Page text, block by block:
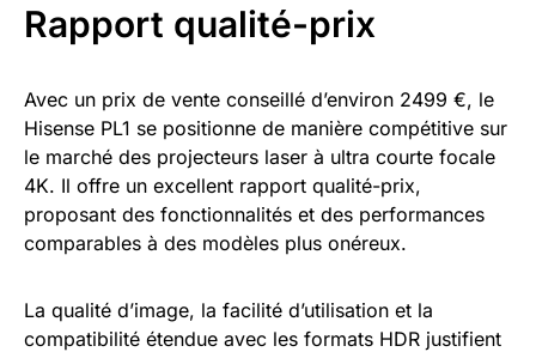
Rapport qualité-prix
Avec un prix de vente conseillé d’environ 2499 €, le
Hisense PL1 se positionne de manière compétitive sur
le marché des projecteurs laser à ultra courte focale
4K. Il offre un excellent rapport qualité-prix,
proposant des fonctionnalités et des performances
comparables à des modèles plus onéreux.
La qualité d’image, la facilité d’utilisation et la
compatibilité étendue avec les formats HDR justifient